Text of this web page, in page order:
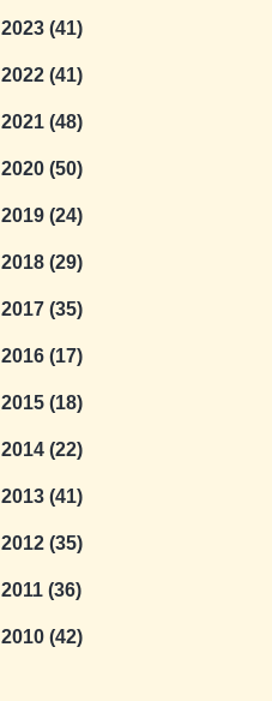
2023 (41)
2022 (41)
2021 (48)
2020 (50)
2019 (24)
2018 (29)
2017 (35)
2016 (17)
2015 (18)
2014 (22)
2013 (41)
2012 (35)
2011 (36)
2010 (42)